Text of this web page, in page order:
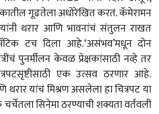
गूढतेला अधोरेखित करतं. कॅमेरामन
थरार आणि भावनांचं संतुलन राखत
टच दिला आहे.‘असंभव’मधून दोन
पुनर्मीलन केवळ प्रेक्षकांसाठी नव्हे तर
एक उत्सव ठरणार आहे.
थरार यांचं मिश्रण असलेला हा चित्रपट या
चर्चेतलासिनेमाठरण्याचीशक्यतावर्तवली